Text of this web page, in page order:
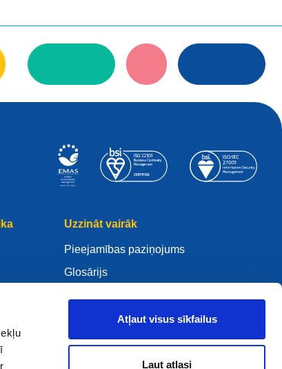
Atļaut visus sīkfailus
Ļaut atlasi
Uzzināt vairāk
Pieejamības paziņojums
Glosārijs